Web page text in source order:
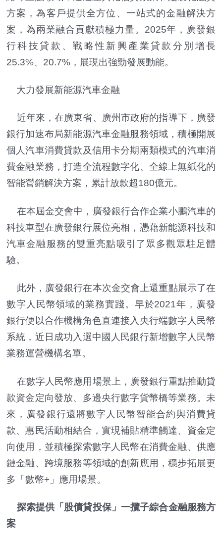
方案，為客戶提供全方位、一站式的金融解決方
案，為兩業融合貢獻積極力量。2025年，廣發銀
行科技貸款、戰略性新興產業貸款分別增長
25.3%、20.7%，展現出強勁發展動能。
大力發展新能源汽車金融
近年來，在廣東省、廣州市政府的指導下，廣發
銀行加速布局新能源汽車金融服務領域，積極開展
個人汽車消費貸款及信用卡分期兩類模式的汽車消
費金融業務，打造全流程數字化、全線上無紙化的
智能營銷解決方案，累計放款超180億元。
在本屆金交會中，廣發銀行合作企業小鵬汽車的
科技車型在廣發銀行展位亮相，憑藉新能源科技和
汽車金融服務的雙重亮點吸引了眾多觀眾駐足體
驗。
此外，廣發銀行在本次金交會上還重點展示了在
數字人民幣領域的業務實踐。早於2021年，廣發
銀行便以合作機構角色直連接入央行端數字人民幣
系統，近日成功入選中國人民銀行新增數字人民幣
業務運營機構名單。
在數字人民幣應用場景上，廣發銀行重點推動貸
款資金定向發放、多邊央行數字貨幣橋等業務。未
來，廣發銀行還將數字人民幣智能合約與消費貸
款、惠民活動相結合，實現補貼精準觸達、資金定
向使用，並積極探索數字人民幣在消費金融、供應
鏈金融、跨境服務等領域的創新應用，穩步拓展更
多「數幣+」應用場景。
探索提供「股債貸投保」一攬子綜合金融服務方
案